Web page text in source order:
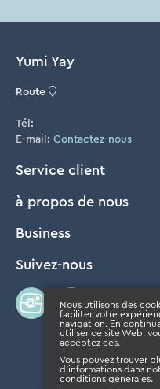
Yumi Yay
Route
Tél:
E-mail: Contactez-nous
Service client
Livraison et Retours
Privacy
Disclaimer
à propos de nous
Notre histoire
Concours
Business
B2B
Presse
Suivez-nous
© 2026
Nous utilisons des
faciliter votre
navigation. En
utiliser ce site Web,
acceptez ces.
Vous pouvez trouver
d'informations dans
conditions générales.